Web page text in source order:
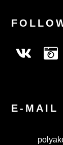
E-MAIL